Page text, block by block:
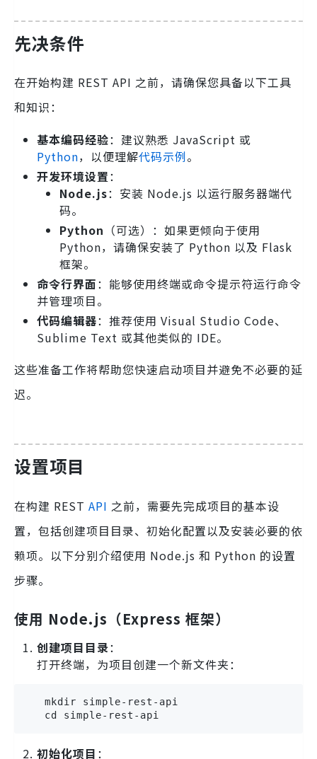
先决条件
在开始构建 REST API 之前，请确保您具备以下工具
和知识：
基本编码经验：建议熟悉 JavaScript 或
Python，以便理解代码示例。
开发环境设置：
Node.js：安装 Node.js 以运行服务器端代
码。
Python （可选）：如果更倾向于使用
Python，请确保安装了 Python 以及 Flask
框架。
命令行界面：能够使用终端或命令提示符运行命令
并管理项目。
代码编辑器：推荐使用 Visual Studio Code、
Sublime Text 或其他类似的 IDE。
这些准备工作将帮助您快速启动项目并避免不必要的延
迟。
设置项目
在构建 REST API 之前，需要先完成项目的基本设
置，包括创建项目目录、初始化配置以及安装必要的依
赖项。以下分别介绍使用 Node.js 和 Python 的设置
步骤。
使用 Node.js（Express 框架）
创建项目目录：
打开终端，为项目创建一个新文件夹：
   mkdir simple-rest-api
   cd simple-rest-api
初始化项目 ：